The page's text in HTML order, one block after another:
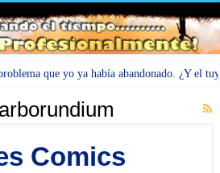
que yo ya había abandonado. ¿Y el
Comics